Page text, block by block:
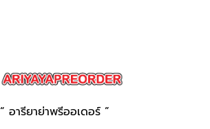
“ อารียาย่าพรีออเดอร์ ”